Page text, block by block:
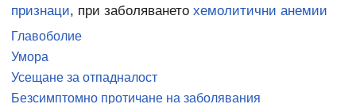
признаци, при заболяването хемолитични анемии
Главоболие
Умора
Усещане за отпадналост
Безсимптомно протичане на заболявания